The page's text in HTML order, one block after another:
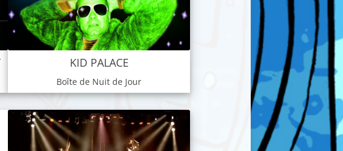
KID PALACE
Boîte de Nuit de Jour